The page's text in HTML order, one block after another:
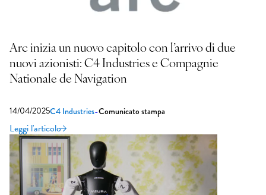
Arc inizia un nuovo capitolo con l’arrivo di due
nuovi azionisti: C4 Industries e Compagnie
Nationale de Navigation
14/04/2025C4 Industries-Comunicato stampa
Leggi l'articolo